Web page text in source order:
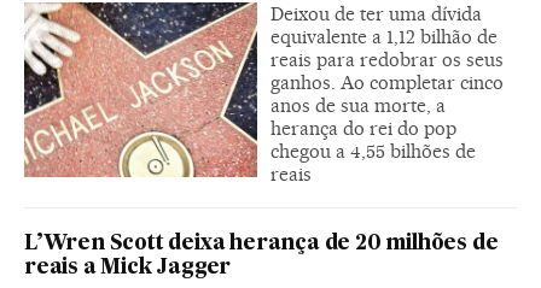
Deixou de ter uma dívida
equivalente a 1,12 bilhão de
reais para redobrar os seus
ganhos. Ao completar cinco
anos de sua morte, a
herança do rei do pop
chegou a 4,55 bilhões de
reais
L’Wren Scott deixa herança de 20 milhões de
reais a Mick Jagger